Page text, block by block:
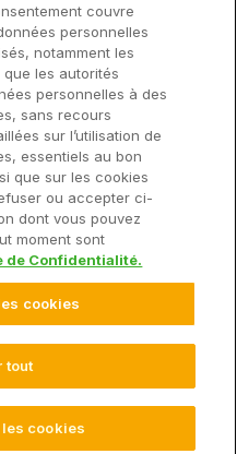
réservés.
Web
données sur la santé
couvre
personnelles
notamment les
que les autorités
personnelles à des
sans recours
sur l’utilisation de
essentiels au bon
que sur les cookies
ou accepter ci-
dont vous pouvez
moment sont
de Confidentialité.
cookies
tout
cookies